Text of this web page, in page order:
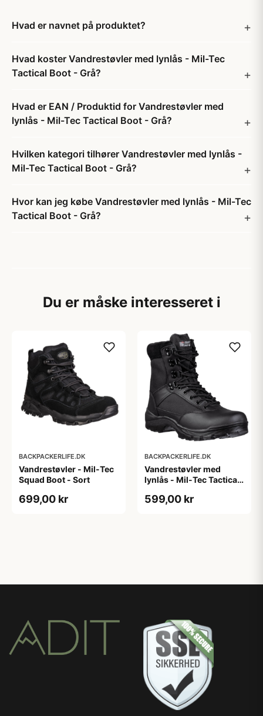
Hvad er navnet på produktet?
Hvad koster Vandrestøvler med lynlås - Mil-Tec
Tactical Boot - Grå?
Hvad er EAN / Produktid for Vandrestøvler med
lynlås - Mil-Tec Tactical Boot - Grå?
Hvilken kategori tilhører Vandrestøvler med lynlås -
Mil-Tec Tactical Boot - Grå?
Hvor kan jeg købe Vandrestøvler med lynlås - Mil-Tec
Tactical Boot - Grå?
Du er måske interesseret i
BACKPACKERLIFE.DK
Vandrestøvler - Mil-Tec
Squad Boot - Sort
699,00 kr
BACKPACKERLIFE.DK
Vandrestøvler med
lynlås - Mil-Tec Tactical
599,00 kr